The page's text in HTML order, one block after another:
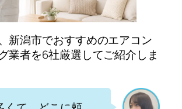
新潟市でおすすめのエアコン
業者を6社厳選してご紹介しま